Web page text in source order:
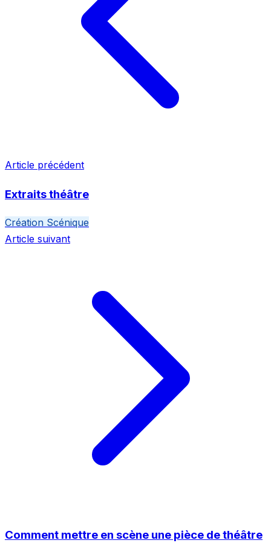
Article précédent
Extraits théâtre
Création Scénique
Article suivant
Comment mettre en scène une pièce de théâtre